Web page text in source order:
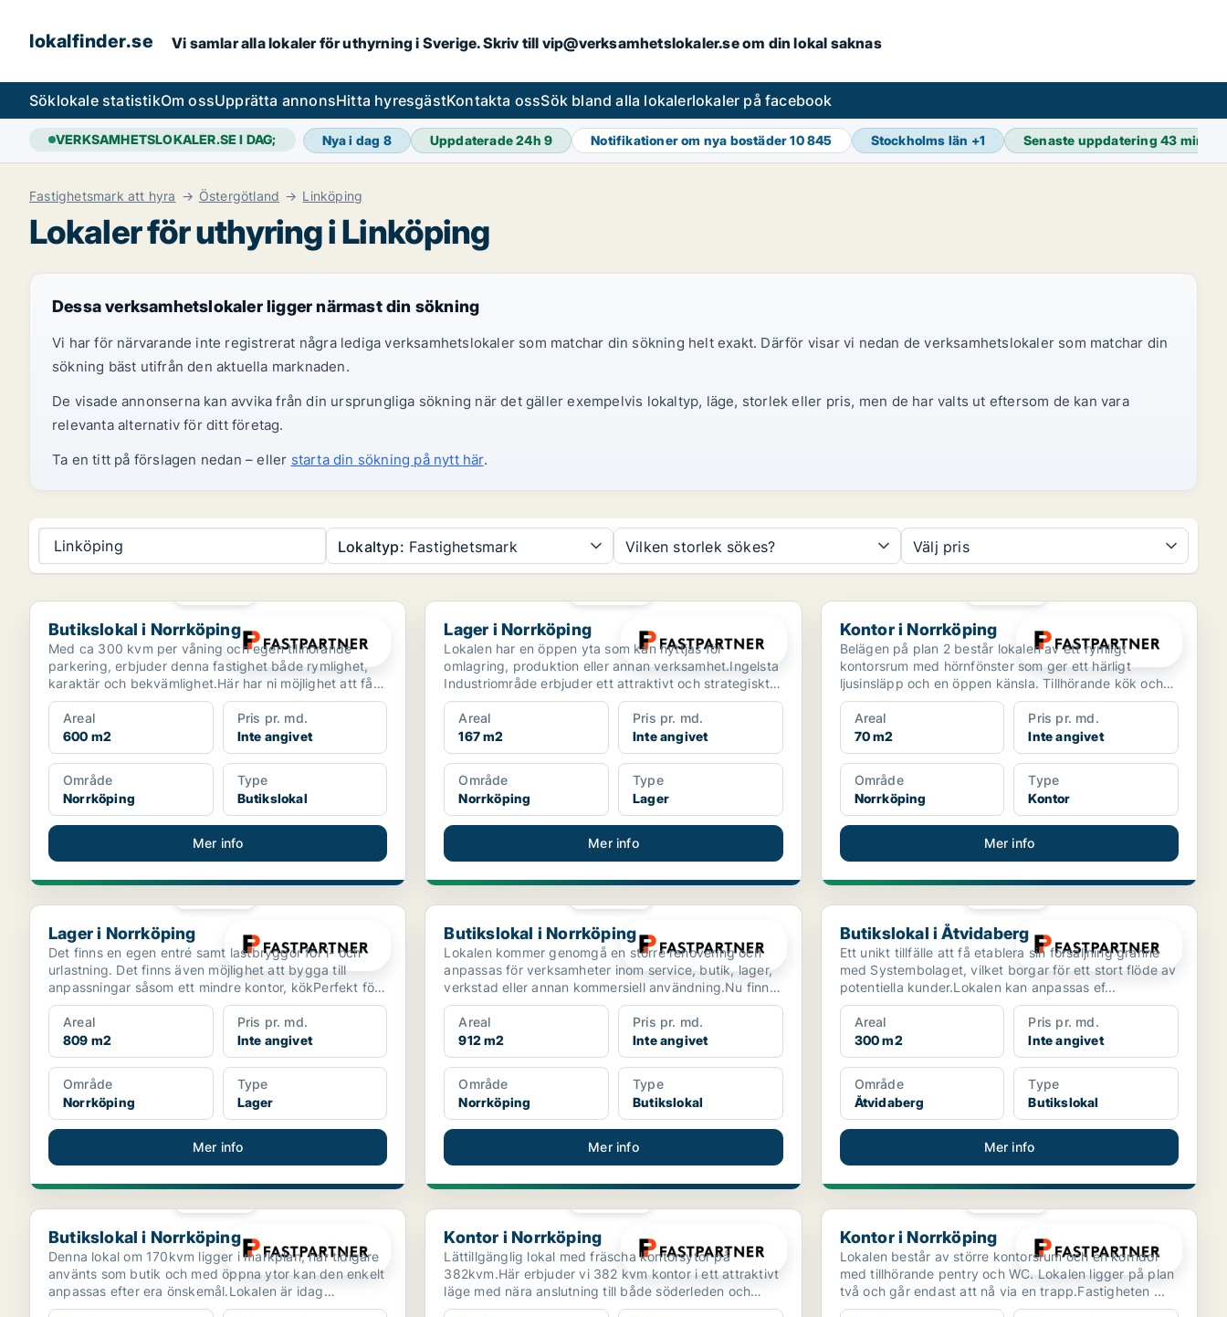
lokalfinder.se Vi samlar alla lokaler för uthyrning i Sverige. Skriv till vip@verksamhetslokaler.se om din lokal saknas
Söklokale statistikOm ossUpprätta annonsHitta hyresgästKontakta ossSök bland alla lokalerlokaler på facebook
VERKSAMHETSLOKALER.SE I DAG; Nya i dag 8 Uppdaterade 24h9 Notifikationer om nya bostäder10 845 Stockholms län +1 Senaste uppdatering43 min
Fastighetsmark att hyra Östergötland Linköping
Lokaler för uthyring i Linköping
Dessa verksamhetslokaler ligger närmast din sökning
Vi har för närvarande inte registrerat några lediga verksamhetslokaler som matchar din sökning helt exakt. Därför visar vi nedan de verksamhetslokaler som matchar din
sökning bäst utifrån den aktuella marknaden.
De visade annonserna kan avvika från din ursprungliga sökning när det gäller exempelvis lokaltyp, läge, storlek eller pris, men de har valts ut eftersom de kan vara
relevanta alternativ för ditt företag.
Ta en titt på förslagen nedan – eller starta din sökning på nytt här.
Linköping Lokaltyp: Fastighetsmark Vilken storlek sökes? Välj pris
Butikslokal i Norrköping
Butikslokal i Norrköping
Med ca 300 kvm per våning och egen tillhörande
parkering, erbjuder denna fastighet både rymlighet,
karaktär och bekvämlighet.Här har ni möjlighet att få
hela...
Areal
600 m2
Pris pr. md.
Inte angivet
Område
Norrköping
Type
Butikslokal
Mer info
Lager i Norrköping
Lager i Norrköping
Lokalen har en öppen yta som kan nyttjas för
omlagring, produktion eller annan verksamhet.Ingelsta
Industriområde erbjuder ett attraktivt och strategiskt
läg...
Areal
167 m2
Pris pr. md.
Inte angivet
Område
Norrköping
Type
Lager
Mer info
Kontor i Norrköping
Kontor i Norrköping
Belägen på plan 2 består lokalen av ett rymligt
kontorsrum med hörnfönster som ger ett härligt
ljusinsläpp och en öppen känsla. Tillhörande kök och
WC finns ...
Areal
70 m2
Pris pr. md.
Inte angivet
Område
Norrköping
Type
Kontor
Mer info
Lager i Norrköping
Lager i Norrköping
Det finns en egen entré samt lastbryggor för i- och
urlastning. Det finns även möjlighet att bygga till
anpassningar såsom ett mindre kontor, kökPerfekt för
...
Areal
809 m2
Pris pr. md.
Inte angivet
Område
Norrköping
Type
Lager
Mer info
Butikslokal i Norrköping
Butikslokal i Norrköping
Lokalen kommer genomgå en större renovering och
anpassas för verksamheter inom service, butik, lager,
verkstad eller annan kommersiell användning.Nu finns
mö...
Areal
912 m2
Pris pr. md.
Inte angivet
Område
Norrköping
Type
Butikslokal
Mer info
Butikslokal i Åtvidaberg
Butikslokal i Åtvidaberg
Ett unikt tillfälle att få etablera sin försäljning granne
med Systembolaget, vilket borgar för ett stort flöde av
potentiella kunder.Lokalen kan anpassas ef...
Areal
300 m2
Pris pr. md.
Inte angivet
Område
Åtvidaberg
Type
Butikslokal
Mer info
Butikslokal i Norrköping
Butikslokal i Norrköping
Denna lokal om 170kvm ligger i markplan, har tidigare
använts som butik och med öppna ytor kan den enkelt
anpassas efter era önskemål.Lokalen är idag
uppdela...
Kontor i Norrköping
Kontor i Norrköping
Lättillgänglig lokal med fräscha kontorsytor på
382kvm.Här erbjuder vi 382 kvm kontor i ett attraktivt
läge med nära anslutning till både söderleden och
cent...
Kontor i Norrköping
Kontor i Norrköping
Lokalen består av större kontorsrum och en korridor
med tillhörande pentry och WC. Lokalen ligger på plan
två och går endast att nå via en trapp.Fastigheten ...